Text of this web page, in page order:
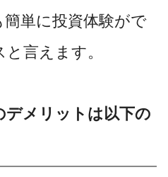
単に投資体験がで
言えます。
デメリットは以下の